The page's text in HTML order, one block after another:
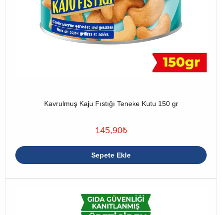
Kavrulmuş Kaju Fıstığı Teneke Kutu 150 gr
145,90₺
Sepete Ekle